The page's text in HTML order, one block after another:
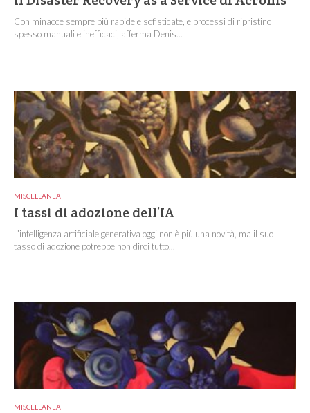
Con minacce sempre più rapide e sofisticate, e processi di ripristino
spesso manuali e inefficaci, afferma Denis...
MISCELLANEA
I tassi di adozione dell’IA
L’intelligenza artificiale generativa oggi non è più una novità, ma il suo
tasso di adozione potrebbe non dirci tutto...
MISCELLANEA